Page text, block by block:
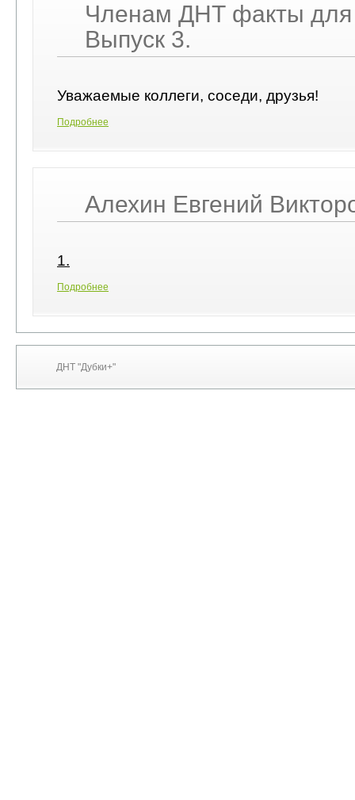
Членам ДНТ факты
Выпуск 3.
Уважаемые коллеги, соседи, друзья!
Подробнее
Алехин Евгений
1.
Подробнее
ДНТ "Дубки+"